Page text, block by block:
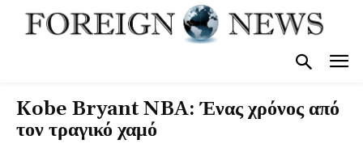
Kobe Bryant NBA: Ένας χρόνος από
τον τραγικό χαμό